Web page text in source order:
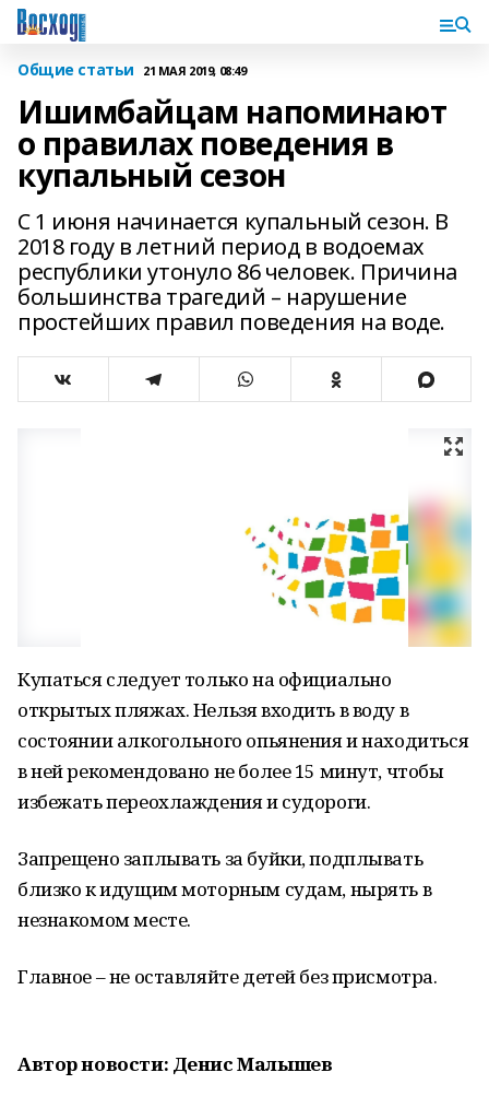
Общие статьи 21 МАЯ 2019, 08:49
Ишимбайцам напоминают
о правилах поведения в
купальный сезон
С 1 июня начинается купальный сезон. В
2018 году в летний период в водоемах
республики утонуло 86 человек. Причина
большинства трагедий – нарушение
простейших правил поведения на воде.
Купаться следует только на официально
открытых пляжах. Нельзя входить в воду в
состоянии алкогольного опьянения и находиться
в ней рекомендовано не более 15 минут, чтобы
избежать переохлаждения и судороги.
Запрещено заплывать за буйки, подплывать
близко к идущим моторным судам, нырять в
незнакомом месте.
Главное – не оставляйте детей без присмотра.
Автор новости: Денис Малышев